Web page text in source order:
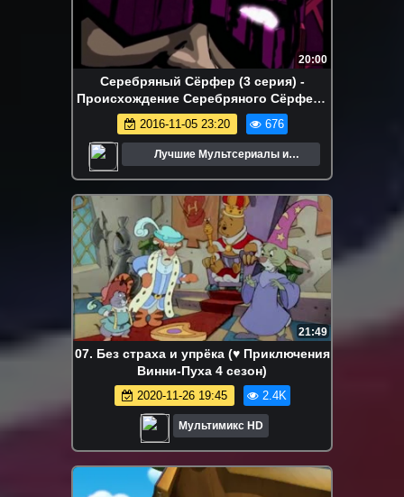
20:00
Серебряный Сёрфер (3 серия) -
Происхождение Серебряного Сёрфера
(часть 3)
2016-11-05 23:20 676
Лучшие Мультсериалы и
21:49
07. Без страха и упрёка (♥ Приключения
Винни-Пуха 4 сезон)
2020-11-26 19:45 2.4K
Мультимикс HD